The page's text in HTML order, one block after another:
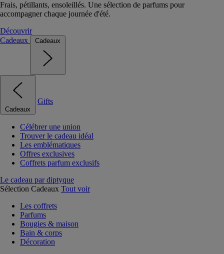
Frais, pétillants, ensoleillés. Une sélection de parfums pour
accompagner chaque journée d'été.
Découvrir
Cadeaux
Cadeaux
Cadeaux
Gifts
Célébrer une union
Trouver le cadeau idéal
Les emblématiques
Offres exclusives
Coffrets parfum exclusifs
Le cadeau par diptyque
Sélection Cadeaux Tout voir
Les coffrets
Parfums
Bougies & maison
Bain & corps
Décoration